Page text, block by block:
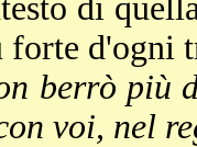
di
forte d'ogni
berrò più
voi, nel